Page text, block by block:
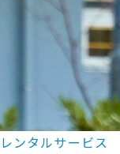
レンタルサービス